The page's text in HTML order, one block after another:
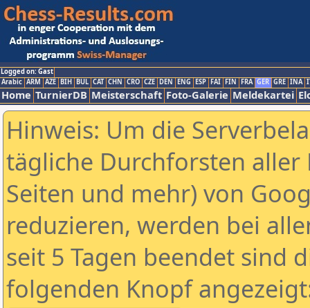
Logged on: Gast
Arabic ARM AZE BIH BUL CAT CHN CRO CZE DEN ENG ESP FAI FIN FRA GER GRE INA
Home TurnierDB Meisterschaft Foto-Galerie Meldekartei
Hinweis: Um die
tägliche Durchforsten aller
Seiten und mehr) von
reduzieren, werden bei
seit 5 Tagen beendet sind
folgenden Knopf